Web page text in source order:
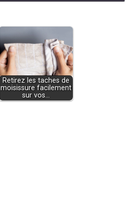
Retirez les taches de
moisissure facilement
sur vos…